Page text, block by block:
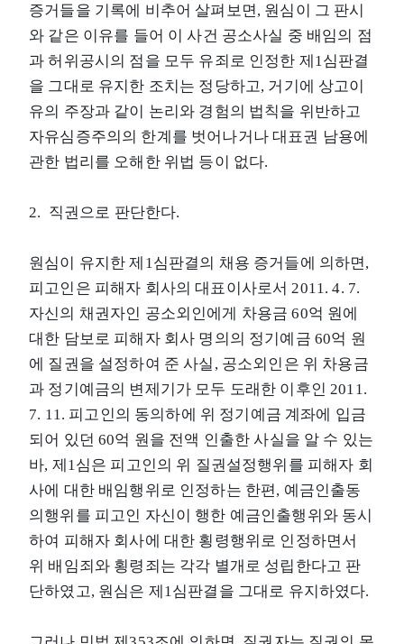
증거들을 기록에 비추어 살펴보면, 원심이 그 판시
와 같은 이유를 들어 이 사건 공소사실 중 배임의 점
과 허위공시의 점을 모두 유죄로 인정한 제1심판결
을 그대로 유지한 조치는 정당하고, 거기에 상고이
유의 주장과 같이 논리와 경험의 법칙을 위반하고
자유심증주의의 한계를 벗어나거나 대표권 남용에
관한 법리를 오해한 위법 등이 없다.
2. 직권으로 판단한다.
원심이 유지한 제1심판결의 채용 증거들에 의하면,
피고인은 피해자 회사의 대표이사로서 2011. 4. 7.
자신의 채권자인 공소외인에게 차용금 60억 원에
대한 담보로 피해자 회사 명의의 정기예금 60억 원
에 질권을 설정하여 준 사실, 공소외인은 위 차용금
과 정기예금의 변제기가 모두 도래한 이후인 2011.
7. 11. 피고인의 동의하에 위 정기예금 계좌에 입금
되어 있던 60억 원을 전액 인출한 사실을 알 수 있는
바, 제1심은 피고인의 위 질권설정행위를 피해자 회
사에 대한 배임행위로 인정하는 한편, 예금인출동
의행위를 피고인 자신이 행한 예금인출행위와 동시
하여 피해자 회사에 대한 횡령행위로 인정하면서
위 배임죄와 횡령죄는 각각 별개로 성립한다고 판
단하였고, 원심은 제1심판결을 그대로 유지하였다.